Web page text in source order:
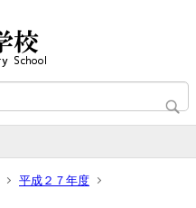
平成２７年度